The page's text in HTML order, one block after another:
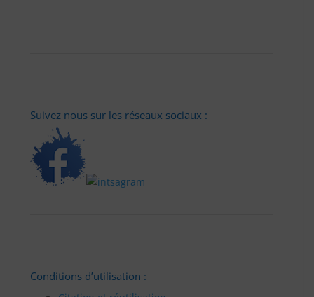
Suivez nous sur les réseaux sociaux :
Conditions d’utilisation :